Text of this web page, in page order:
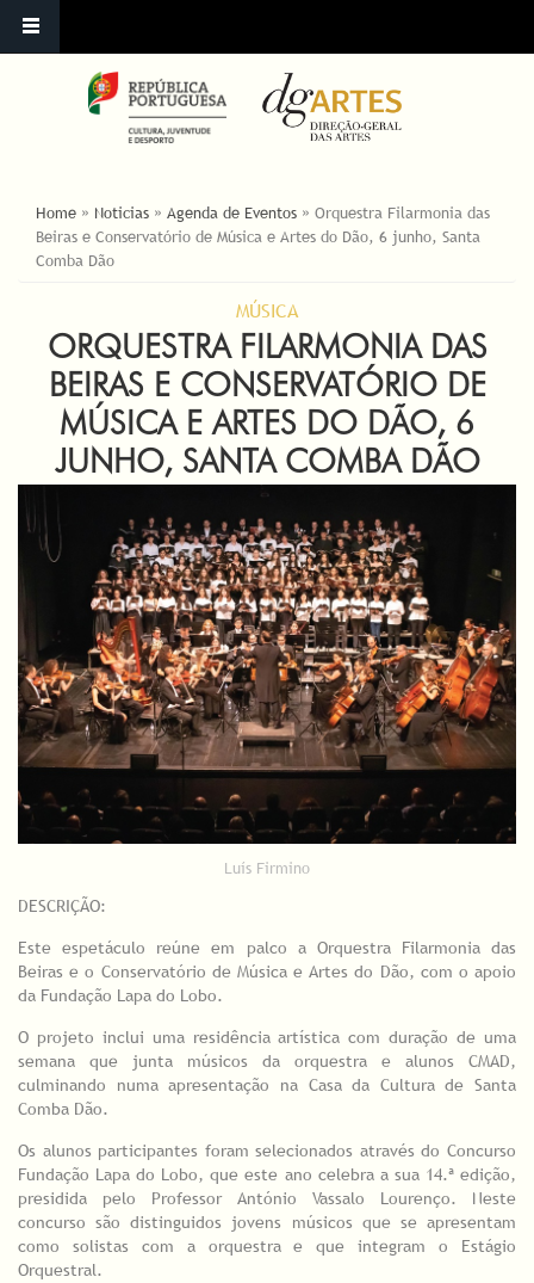
ESTÁ AQUI
Home » Noticias » Agenda de Eventos » Orquestra Filarmonia das
Beiras e Conservatório de Música e Artes do Dão, 6 junho, Santa
Comba Dão
MÚSICA
ORQUESTRA FILARMONIA DAS
BEIRAS E CONSERVATÓRIO DE
MÚSICA E ARTES DO DÃO, 6
JUNHO, SANTA COMBA DÃO
Luís Firmino
DESCRIÇÃO:
Este espetáculo reúne em palco a Orquestra Filarmonia das
Beiras e o Conservatório de Música e Artes do Dão, com o apoio
da Fundação Lapa do Lobo.
O projeto inclui uma residência artística com duração de uma
semana que junta músicos da orquestra e alunos CMAD,
culminando numa apresentação na Casa da Cultura de Santa
Comba Dão.
Os alunos participantes foram selecionados através do Concurso
Fundação Lapa do Lobo, que este ano celebra a sua 14.ª edição,
presidida pelo Professor António Vassalo Lourenço. Neste
concurso são distinguidos jovens músicos que se apresentam
como solistas com a orquestra e que integram o Estágio
Orquestral.